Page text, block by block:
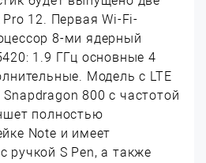
12. Первая Wi-Fi-
8-ми ядерный
1.9 ГГц основные 4
Модель с LTE
800 с частотой
полностью
Note и имеет
ручкой S Pen, а также